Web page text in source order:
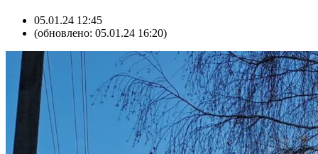
05.01.24 12:45
(обновлено: 05.01.24 16:20)